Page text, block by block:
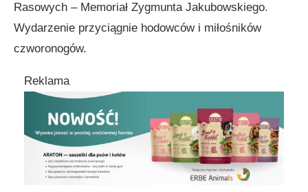
Rasowych – Memoriał Zygmunta Jakubowskiego.
Wydarzenie przyciągnie hodowców i miłośników
czworonogów.
Reklama